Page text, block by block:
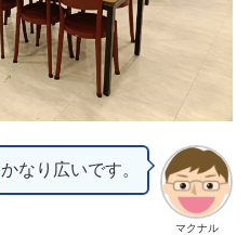
マクナル
かなり広いです。